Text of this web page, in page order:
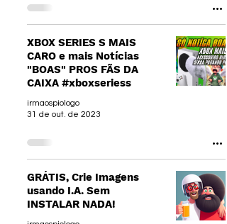
XBOX SERIES S MAIS
CARO e mais Notícias
"BOAS" PROS FÃS DA
CAIXA #xboxseriess
irmaospiologo
31 de out. de 2023
GRÁTIS, Crie Imagens
usando I.A. Sem
INSTALAR NADA!